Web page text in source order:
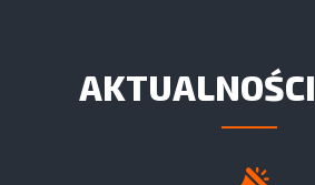
AKTUALNOŚCI